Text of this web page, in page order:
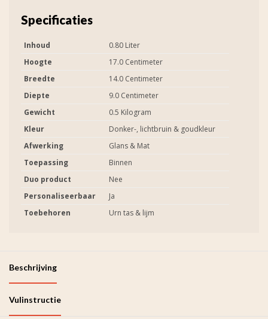
Specificaties
Inhoud
0.80 Liter
Hoogte
17.0 Centimeter
Breedte
14.0 Centimeter
Diepte
9.0 Centimeter
Gewicht
0.5 Kilogram
Kleur
Donker-, lichtbruin & goudkleur
Afwerking
Glans & Mat
Toepassing
Binnen
Duo product
Nee
Personaliseerbaar
Ja
Toebehoren
Urn tas & lijm
Beschrijving
Vulinstructie